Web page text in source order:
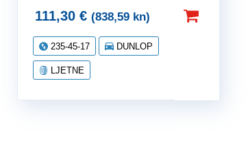
111,30 € (838,59 kn)
235-45-17 DUNLOP
LJETNE